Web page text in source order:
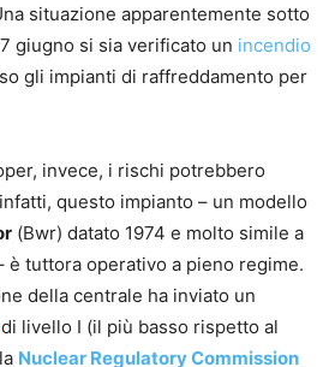
situazione apparentemente sotto
giugno si sia verificato un incendio
gli impianti di raffreddamento per
invece, i rischi potrebbero
questo impianto – un modello
(Bwr) datato 1974 e molto simile a
è tuttora operativo a pieno regime.
della centrale ha inviato un
di livello I (il più basso rispetto al
Nuclear Regulatory Commission